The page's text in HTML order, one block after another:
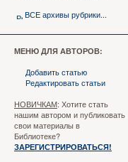
ВСЕ архивы рубрики...
МЕНЮ ДЛЯ АВТОРОВ:
Добавить статью
Редактировать статьи
НОВИЧКАМ: Хотите стать
нашим автором и публиковать
свои материалы в
Библиотеке?
ЗАРЕГИСТРИРОВАТЬСЯ!